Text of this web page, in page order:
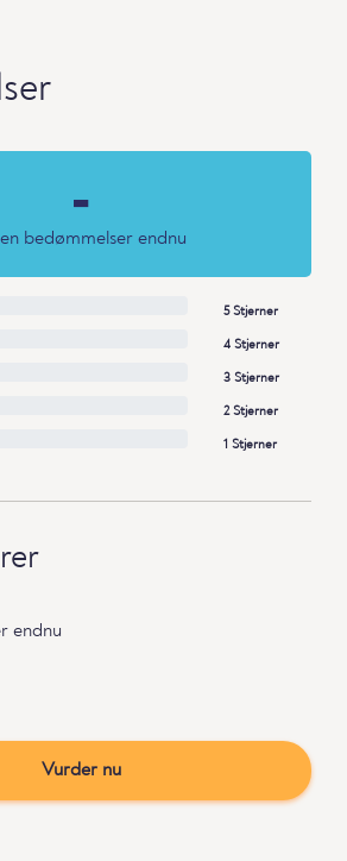
-
bedømmelser endnu
5 Stjerner
4 Stjerner
3 Stjerner
2 Stjerner
1 Stjerner
endnu
Vurder nu